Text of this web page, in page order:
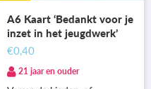
A6 Kaart ‘Bedankt voor je
inzet in het jeugdwerk’
€0,40
21 jaar en ouder